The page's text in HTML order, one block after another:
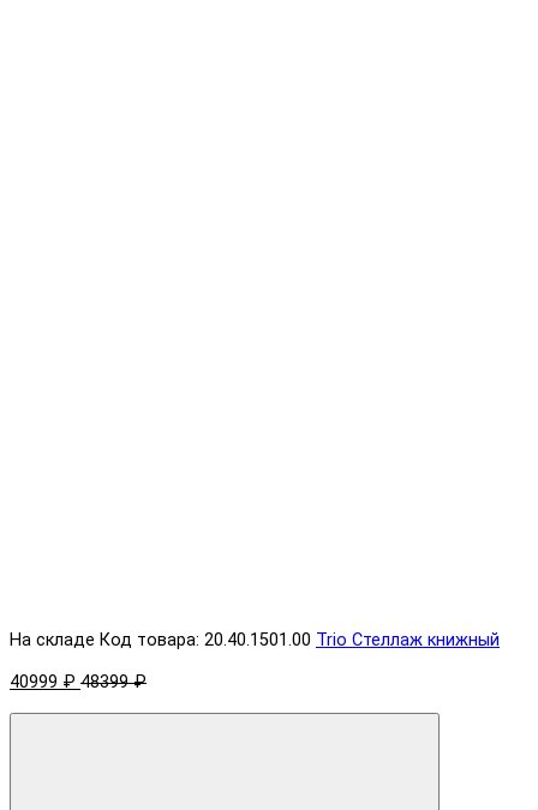
На складе Код товара: 20.40.1501.00 Trio Стеллаж книжный
40999 ₽ 48399 ₽